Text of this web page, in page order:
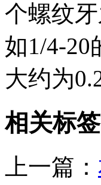
个螺纹
如1/4-20
大约为
相关标签
上一篇：